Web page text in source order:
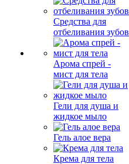
Средства для
отбеливания зубов
Арома спрей -
мист для тела
Гели для душа и
жидкое мыло
Гель алое вера
Крема для тела